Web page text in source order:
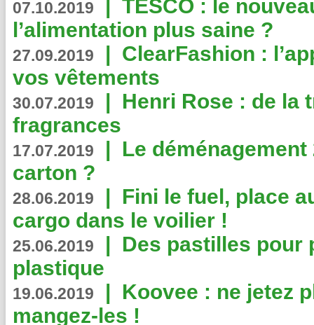
07.10.2019 | TESCO : le
l’alimentation plus saine ?
27.09.2019 | ClearFashion :
vos vêtements
30.07.2019 | Henri Rose : de la
fragrances
17.07.2019 | Le
carton ?
28.06.2019 | Fini le fuel, place
cargo dans le voilier !
25.06.2019 | Des pastilles pour
plastique
19.06.2019 | Koovee : ne jetez
mangez-les !